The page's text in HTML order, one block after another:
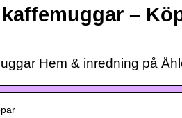
–
Hem & inredning på